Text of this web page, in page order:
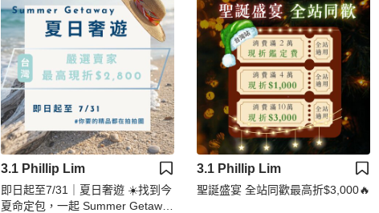
3.1 Phillip Lim
即日起至7/31｜夏日奢遊 ☀️找到今
夏命定包，一起 Summer Getawa
3.1 Phillip Lim
聖誕盛宴 全站同歡最高折$3,000🔥